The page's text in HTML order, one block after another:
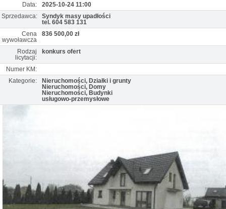
Data:
2025-10-24 11:00
Sprzedawca:
Syndyk masy upadłości
tel. 604 583 131
Cena
wywoławcza
836 500,00 zł
Rodzaj
licytacji:
konkurs ofert
Numer KM:
Kategorie:
Nieruchomości, Działki i grunty
Nieruchomości, Domy
Nieruchomości, Budynki
usługowo-przemysłowe